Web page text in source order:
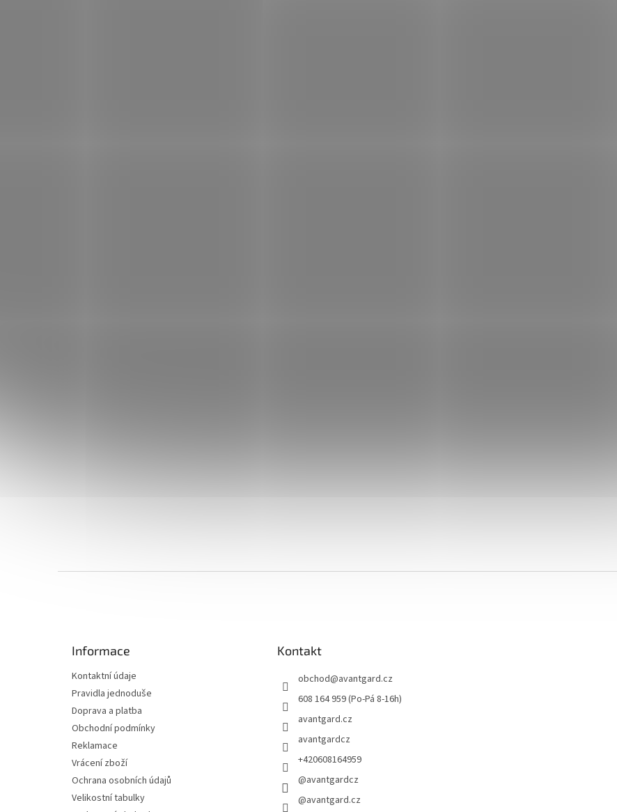
Informace
Kontaktní údaje
Pravidla jednoduše
Doprava a platba
Obchodní podmínky
Reklamace
Vrácení zboží
Ochrana osobních údajů
Velikostní tabulky
Kontakt
obchod@avantgard.cz
608 164 959 (Po-Pá 8-16h)
avantgard.cz
avantgardcz
+420608164959
@avantgardcz
@avantgard.cz